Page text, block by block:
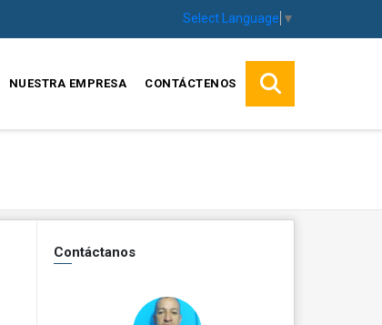
Select Language ▼
NUESTRA EMPRESA CONTÁCTENOS
Contáctanos